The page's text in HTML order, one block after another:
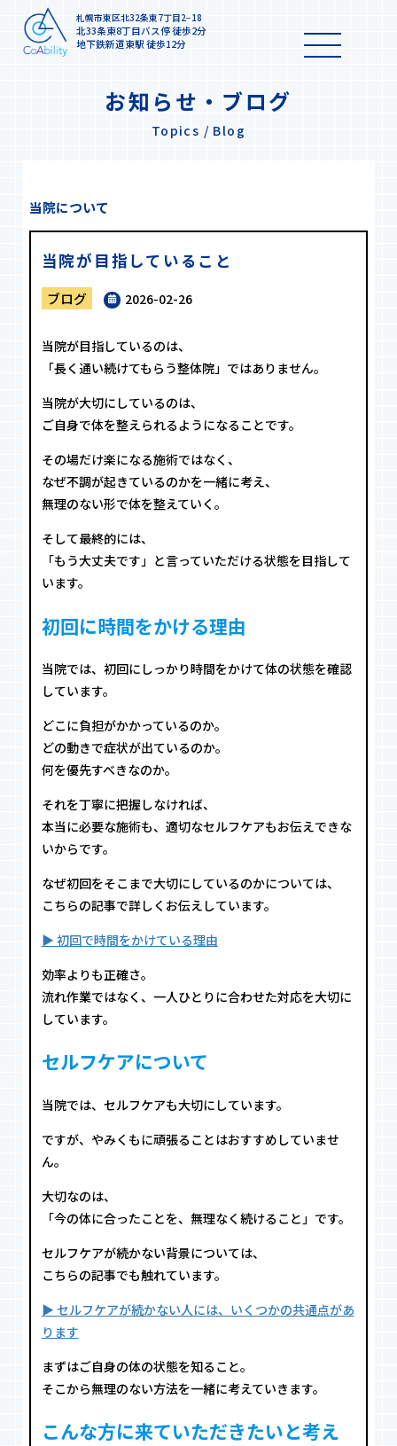
札幌市東区北32条東7丁目2−18
北33条東8丁目バス停 徒歩2分
地下鉄新道東駅 徒歩12分
お知らせ・ブログ
Topics / Blog
当院について
当院が目指していること
ブログ 2026-02-26
当院が目指しているのは、
「長く通い続けてもらう整体院」ではありません。
当院が大切にしているのは、
ご自身で体を整えられるようになることです。
その場だけ楽になる施術ではなく、
なぜ不調が起きているのかを一緒に考え、
無理のない形で体を整えていく。
そして最終的には、
「もう大丈夫です」と言っていただける状態を目指して
います。
初回に時間をかける理由
当院では、初回にしっかり時間をかけて体の状態を確認
しています。
どこに負担がかかっているのか。
どの動きで症状が出ているのか。
何を優先すべきなのか。
それを丁寧に把握しなければ、
本当に必要な施術も、適切なセルフケアもお伝えできな
いからです。
なぜ初回をそこまで大切にしているのかについては、
こちらの記事で詳しくお伝えしています。
▶︎ 初回で時間をかけている理由
効率よりも正確さ。
流れ作業ではなく、一人ひとりに合わせた対応を大切に
しています。
セルフケアについて
当院では、セルフケアも大切にしています。
ですが、やみくもに頑張ることはおすすめしていませ
ん。
大切なのは、
「今の体に合ったことを、無理なく続けること」です。
セルフケアが続かない背景については、
こちらの記事でも触れています。
▶︎ セルフケアが続かない人には、いくつかの共通点があ
ります
まずはご自身の体の状態を知ること。
そこから無理のない方法を一緒に考えていきます。
こんな方に来ていただきたいと考え